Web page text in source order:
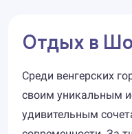
Отдых в
Среди венгерских
своим уникальным
удивительным